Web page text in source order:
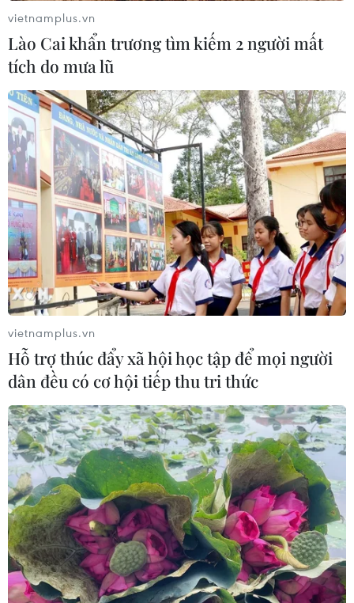
TIN CÙNG CHUYÊN MỤC
Thưởng vượt kế hoạch: động lực còn
vietnamplus.vn
Lào Cai khẩn trương tìm kiếm 2 người mất
tích do mưa lũ
vietnamplus.vn
Hỗ trợ thúc đẩy xã hội học tập để mọi người
dân đều có cơ hội tiếp thu tri thức